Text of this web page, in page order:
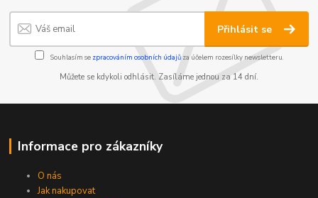
Přihlásit se
Souhlasím se zpracováním osobních údajůza účelem rozesílky newsletteru.
Můžete se kdykoli odhlásit. Zasíláme jednou za 14 dní.
Informace pro zákazníky
O nás
Jak nakupovat